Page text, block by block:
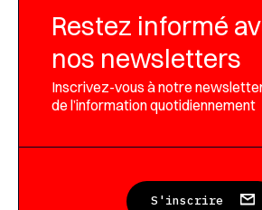
Restez informé
nos newsletters
Inscrivez-vous à notre
de l’information quotidiennement
S'inscrire